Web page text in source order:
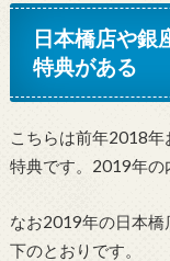
日本橋店や銀
特典がある
こちらは前年2018年
特典です。2019年の
なお2019年の日本橋
下のとおりです。